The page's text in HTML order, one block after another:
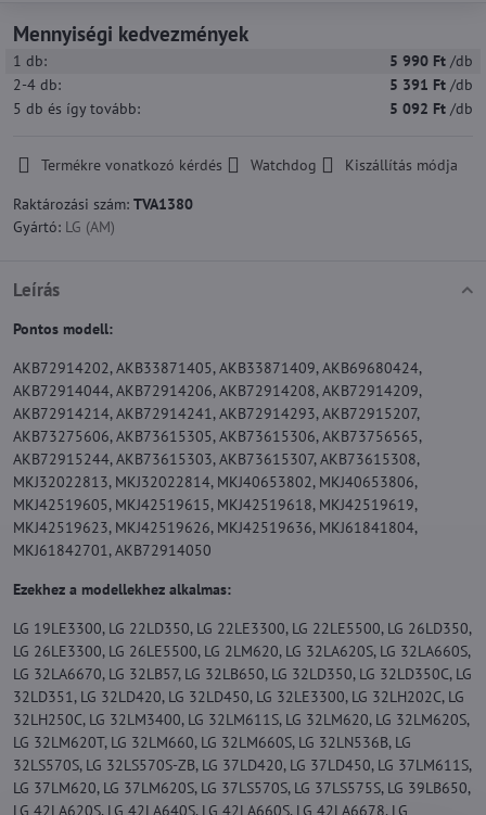
Mennyiségi kedvezmények
1 db: 5 990 Ft /db
2-4 db: 5 391 Ft /db
5 db és így tovább: 5 092 Ft /db
Termékre vonatkozó kérdés Watchdog
Kiszállítás módja
Raktározási szám: TVA1380
Gyártó: LG (AM)
Leírás
Pontos modell:
AKB72914202, AKB33871405, AKB33871409, AKB69680424,
AKB72914044, AKB72914206, AKB72914208, AKB72914209,
AKB72914214, AKB72914241, AKB72914293, AKB72915207,
AKB73275606, AKB73615305, AKB73615306, AKB73756565,
AKB72915244, AKB73615303, AKB73615307, AKB73615308,
MKJ32022813, MKJ32022814, MKJ40653802, MKJ40653806,
MKJ42519605, MKJ42519615, MKJ42519618, MKJ42519619,
MKJ42519623, MKJ42519626, MKJ42519636, MKJ61841804,
MKJ61842701, AKB72914050
Ezekhez a modellekhez alkalmas:
LG 19LE3300, LG 22LD350, LG 22LE3300, LG 22LE5500, LG 26LD350,
LG 26LE3300, LG 26LE5500, LG 2LM620, LG 32LA620S, LG 32LA660S,
LG 32LA6670, LG 32LB57, LG 32LB650, LG 32LD350, LG 32LD350C, LG
32LD351, LG 32LD420, LG 32LD450, LG 32LE3300, LG 32LH202C, LG
32LH250C, LG 32LM3400, LG 32LM611S, LG 32LM620, LG 32LM620S,
LG 32LM620T, LG 32LM660, LG 32LM660S, LG 32LN536B, LG
32LS570S, LG 32LS570S-ZB, LG 37LD420, LG 37LD450, LG 37LM611S,
LG 37LM620, LG 37LM620S, LG 37LS570S, LG 37LS575S, LG 39LB650,
LG 42LA620S, LG 42LA640S, LG 42LA660S, LG 42LA6678, LG